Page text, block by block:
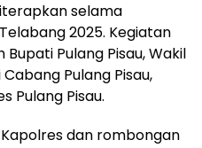
selama
2025. Kegiatan
Pulang Pisau, Wakil
Pulang Pisau,
Pulang Pisau.
dan rombongan